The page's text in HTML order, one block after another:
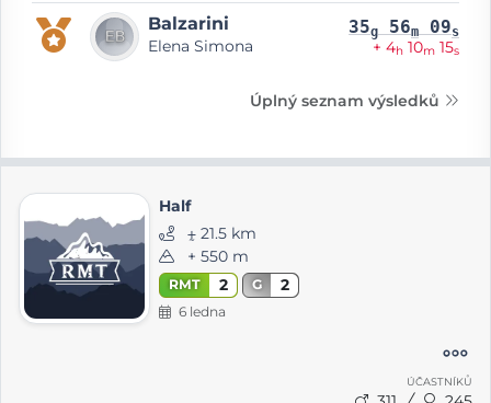
Balzarini
Elena Simona
35g 56m 09s
+ 4h 10m 15s
Úplný seznam výsledků
Half
⨦ 21.5 km
+ 550 m
RMT 2 G 2
6 ledna
ÚČASTNÍKŮ